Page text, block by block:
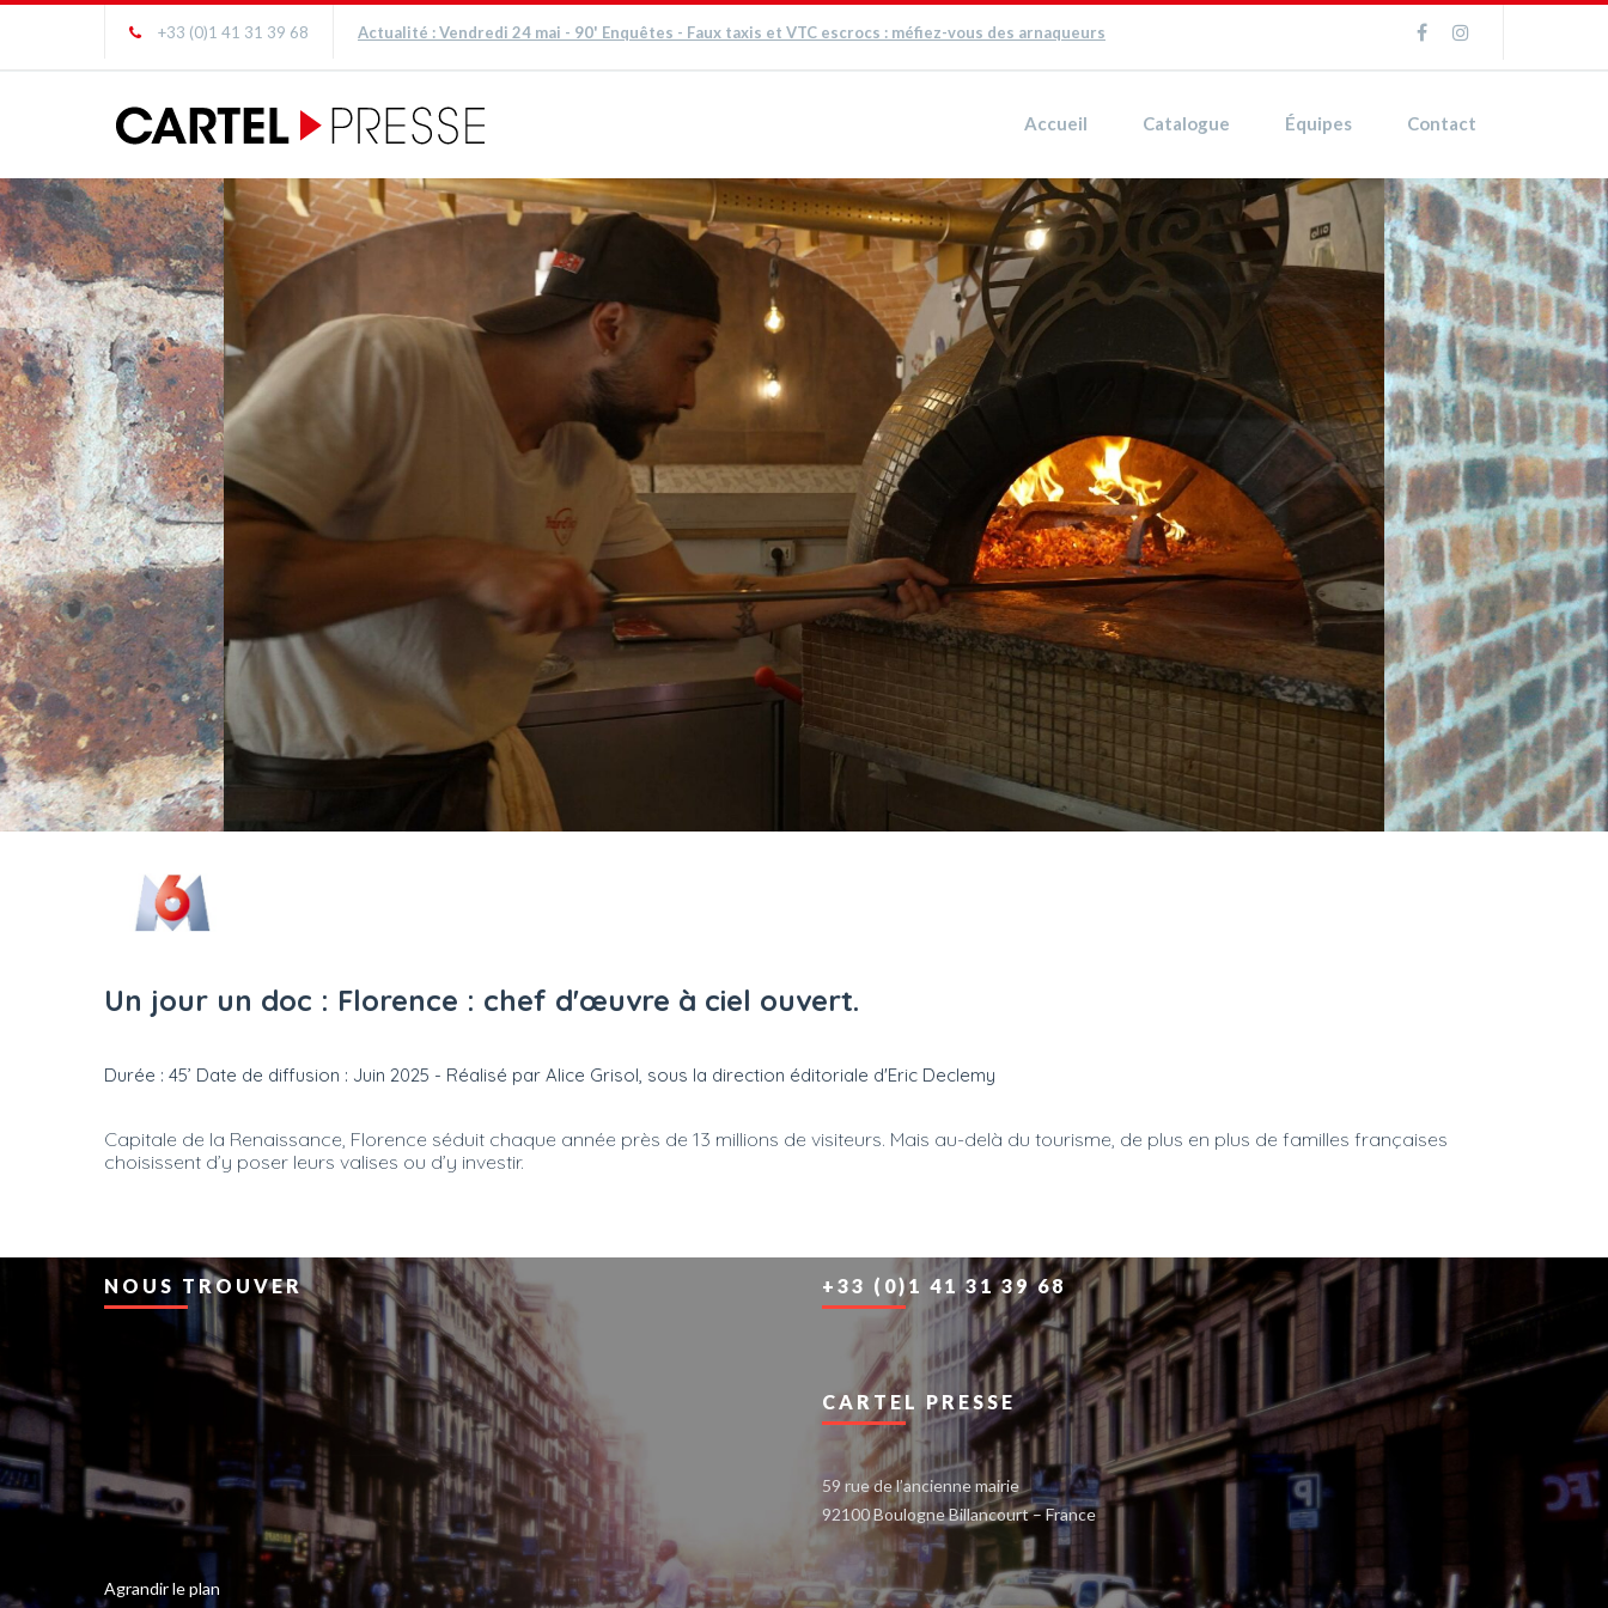
+33 (0)1 41 31 39 68 Actualité : Vendredi 24 mai - 90' Enquêtes - Faux taxis et VTC escrocs : méfiez-vous des arnaqueurs
Accueil Catalogue Équipes Contact
Un jour un doc : Florence : chef d'œuvre à ciel ouvert.
Durée : 45’ Date de diffusion : Juin 2025 - Réalisé par Alice Grisol, sous la direction éditoriale d'Eric Declemy
Capitale de la Renaissance, Florence séduit chaque année près de 13 millions de visiteurs. Mais au-delà du tourisme, de plus en plus de familles françaises
choisissent d’y poser leurs valises ou d’y investir.
NOUS TROUVER
Agrandir le plan
+33 (0)1 41 31 39 68
CARTEL PRESSE
59 rue de l’ancienne mairie
92100 Boulogne Billancourt – France